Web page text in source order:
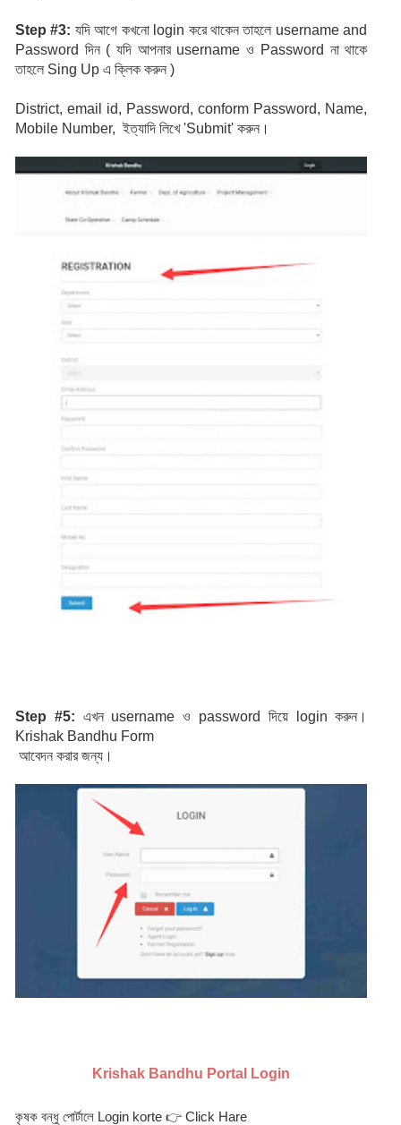
Step #3: যদি আগে কখনো login করে থাকেন তাহলে username and
Password দিন ( যদি আপনার username ও Password না থাকে
তাহলে Sing Up এ ক্লিক করুন )
District, email id, Password, conform Password, Name,
Mobile Number,  ইত্যাদি লিখে 'Submit' করুন।
Step #5: এখন username ও password দিয়ে login করুন।
Krishak Bandhu Form
আবেদন করার জন্য।
Krishak Bandhu Portal Login
কৃষক বন্ধু পোর্টালে Login korte 👉 Click Hare